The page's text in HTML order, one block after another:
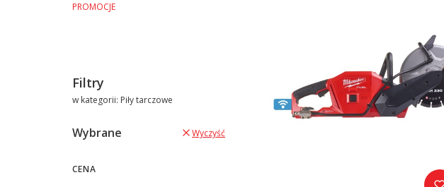
PROMOCJE
Filtry
w kategorii: Piły tarczowe
Wybrane Wyczyść
CENA